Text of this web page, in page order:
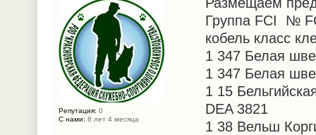
Группа FCI №
кобель класс
1 347 Белая
1 347 Белая
1 15
DEA 3821
1 38 Вельш
Репутация: 0
С нами: 8 лет 4 месяца